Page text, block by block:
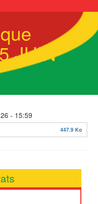
JUIN
- 15:59
447.9 Ko